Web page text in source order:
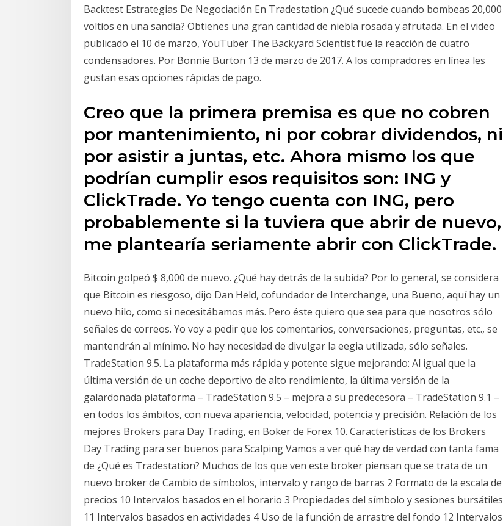
Backtest Estrategias De Negociación En Tradestation ¿Qué sucede cuando bombeas 20,000
voltios en una sandía? Obtienes una gran cantidad de niebla rosada y afrutada. En el video
publicado el 10 de marzo, YouTuber The Backyard Scientist fue la reacción de cuatro
condensadores. Por Bonnie Burton 13 de marzo de 2017. A los compradores en línea les
gustan esas opciones rápidas de pago.
Creo que la primera premisa es que no cobren
por mantenimiento, ni por cobrar dividendos, ni
por asistir a juntas, etc. Ahora mismo los que
podrían cumplir esos requisitos son: ING y
ClickTrade. Yo tengo cuenta con ING, pero
probablemente si la tuviera que abrir de nuevo,
me plantearía seriamente abrir con ClickTrade.
Bitcoin golpeó $ 8,000 de nuevo. ¿Qué hay detrás de la subida? Por lo general, se considera
que Bitcoin es riesgoso, dijo Dan Held, cofundador de Interchange, una Bueno, aquí hay un
nuevo hilo, como si necesitábamos más. Pero éste quiero que sea para que nosotros sólo
señales de correos. Yo voy a pedir que los comentarios, conversaciones, preguntas, etc., se
mantendrán al mínimo. No hay necesidad de divulgar la eegia utilizada, sólo señales.
TradeStation 9.5. La plataforma más rápida y potente sigue mejorando: Al igual que la
última versión de un coche deportivo de alto rendimiento, la última versión de la
galardonada plataforma – TradeStation 9.5 – mejora a su predecesora – TradeStation 9.1 –
en todos los ámbitos, con nueva apariencia, velocidad, potencia y precisión. Relación de los
mejores Brokers para Day Trading, en Boker de Forex 10. Características de los Brokers
Day Trading para ser buenos para Scalping Vamos a ver qué hay de verdad con tanta fama
de ¿Qué es Tradestation? Muchos de los que ven este broker piensan que se trata de un
nuevo broker de Cambio de símbolos, intervalo y rango de barras 2 Formato de la escala de
precios 10 Intervalos basados en el horario 3 Propiedades del símbolo y sesiones bursátiles
11 Intervalos basados en actividades 4 Uso de la función de arrastre del fondo 12 Intervalos